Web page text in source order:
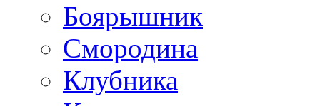
Боярышник
Смородина
Клубника